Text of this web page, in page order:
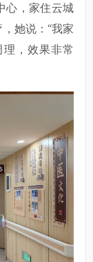
心，家住云城
她说：“我家
，效果非常